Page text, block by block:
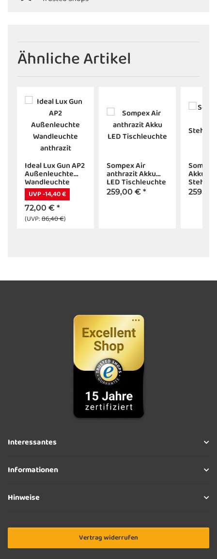
Ähnliche Artikel
Ideal Lux Gun AP2
Außenleuchte
Wandleuchte
anthrazit
UVP -14,40 €
72,00 € *
(UVP:86,40 €)
Sompex Air
anthrazit Akku
LED Tischleuchte
259,00 € *
Akku-
Interessantes
Informationen
Hinweise
Vertrag widerrufen